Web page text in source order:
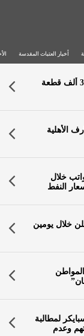
أخبار العتبات المقدسة
العراق يقاضي قوات أمريكية سرقت 30 ألف قطعة
الأهلية
خلال
النفط
خلال يومين
لمطالبة
وعدم